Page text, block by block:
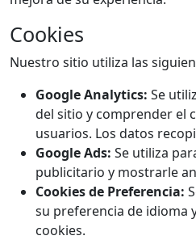
Cookies
Nuestro sitio utiliza las
Google Analytics: Se
del sitio y comprender el
usuarios. Los datos
Google Ads: Se utiliza
publicitario y mostrarle
Cookies de Preferencia:
su preferencia de idioma
cookies.